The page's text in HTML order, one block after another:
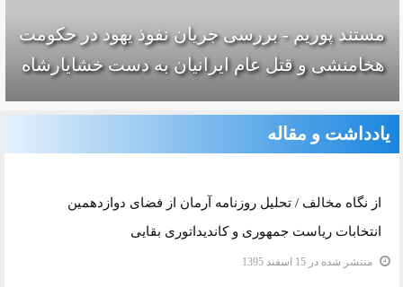
مستند پوریم - بررسی جریان نفوذ یهود در حکومت
هخامنشی و قتل عام ایرانیان به دست خشایارشاه
یادداشت و مقاله
دسته:یادداشت و مقاله
از نگاه مخالف / تحلیل روزنامه آرمان از فضای دوازدهمین
انتخابات ریاست جمهوری و کاندیداتوری بقایی
منتشر شده در 15 اسفند 1395